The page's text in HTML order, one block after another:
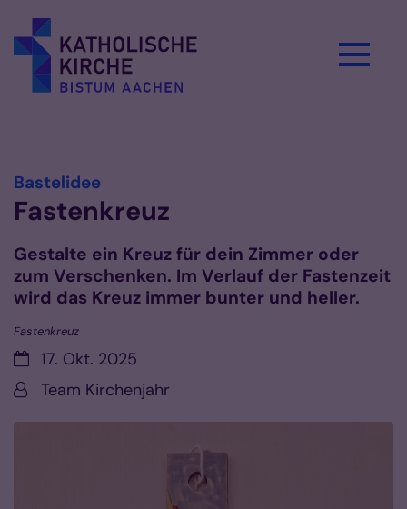
Bastelidee:
Fastenkreuz
Gestalte ein Kreuz für dein Zimmer oder
zum Verschenken. Im Verlauf der Fastenzeit
wird das Kreuz immer bunter und heller.
Fastenkreuz
Datum:17. Okt. 2025
Von:Team Kirchenjahr